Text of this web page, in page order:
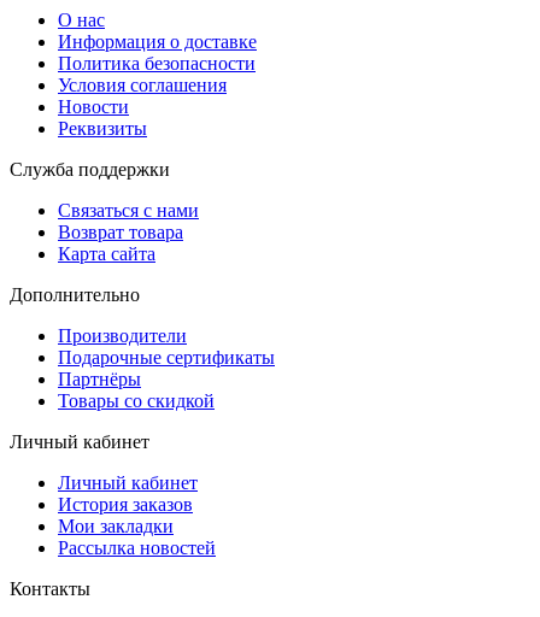
О нас
Информация о доставке
Политика безопасности
Условия соглашения
Новости
Реквизиты
Служба поддержки
Связаться с нами
Возврат товара
Карта сайта
Дополнительно
Производители
Подарочные сертификаты
Партнёры
Товары со скидкой
Личный кабинет
Личный кабинет
История заказов
Мои закладки
Рассылка новостей
Контакты